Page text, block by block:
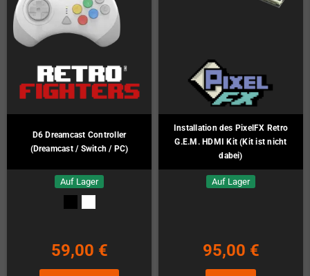
D6 Dreamcast Controller
(Dreamcast / Switch / PC)
Auf Lager
59,00 €
Installation des PixelFX Retro
G.E.M. HDMI Kit (Kit ist nicht
dabei)
Auf Lager
95,00 €